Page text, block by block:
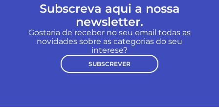
Subscreva aqui a nossa
newsletter.
Gostaria de receber no seu email todas as
novidades sobre as categorias do seu
interese?
SUBSCREVER